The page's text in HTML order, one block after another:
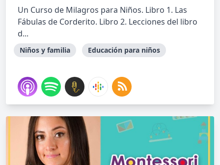
Un Curso de Milagros para Niños. Libro 1. Las
Fábulas de Corderito. Libro 2. Lecciones del libro
d...
Niños y familia Educación para niños